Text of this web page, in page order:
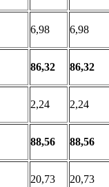
6,98 6,98
86,32 86,32
2,24 2,24
88,56 88,56
20,73 20,73